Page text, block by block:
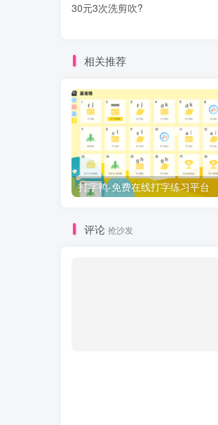
30元3次洗剪吹?
相关推荐
打字鸭-免费在线打字练习平台
评论 抢沙发